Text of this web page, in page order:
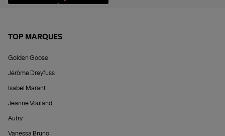
TOP MARQUES
Golden Goose
Jérôme Dreyfuss
Isabel Marant
Jeanne Vouland
Autry
Vanessa Bruno